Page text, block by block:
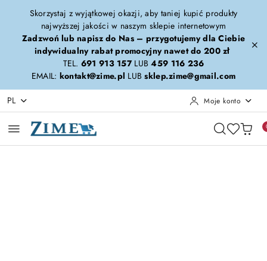
Przejdź do treści głównej
Przejdź do wyszukiwarki
Przejdź do moje konto
Przejdź do menu głównego
Przejdź do opisu produktu
Przejdź do stopki
Skorzystaj z wyjątkowej okazji, aby taniej kupić produkty
najwyższej jakości w naszym sklepie internetowym
Zadzwoń lub napisz do Nas – przygotujemy dla Ciebie
indywidualny rabat promocyjny nawet do 200 zł
TEL. 691 913 157LUB459 116 236
EMAIL: kontakt@zime.pl LUBsklep.zime@gmail.com
PL Moje konto